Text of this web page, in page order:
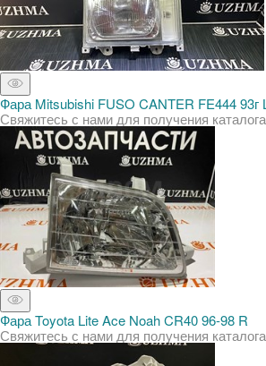
Фара Mitsubishi FUSO CANTER FE444 93г
Свяжитесь с нами для получения
Фара Toyota Lite Ace Noah CR40 96-98 R
Свяжитесь с нами для получения